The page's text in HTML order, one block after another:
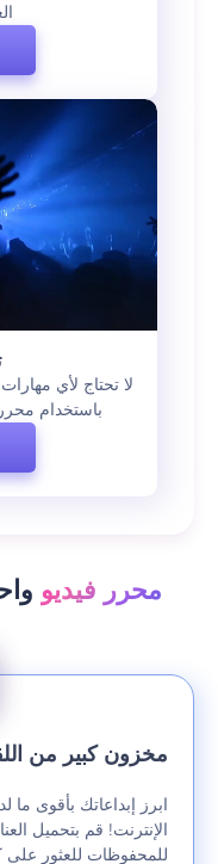
لا تحتاج لأي
باستخدام
محرر فيديو
مخزون كبير من
ابرز إبداعاتك بأقوى
الإنترنت! قم بتحميل
للمحفوظات للعثور